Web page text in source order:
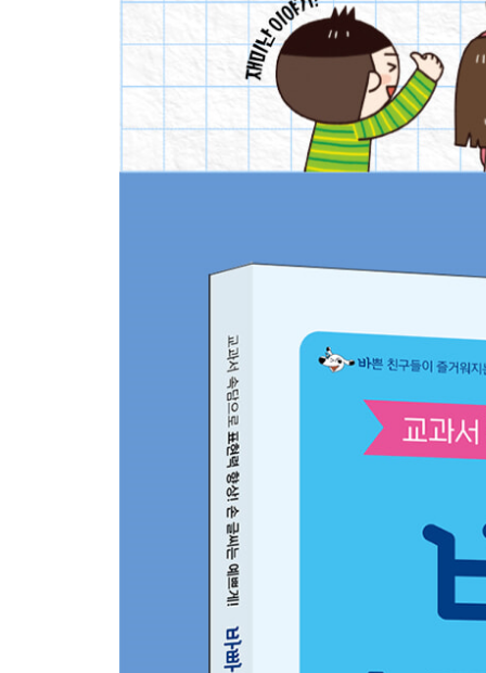
32 빈 수레가 요란하다
33 갓 쓰고 자전거 타기
34 바늘 가는 데 실 간다
35 밑 빠진 독에 물 붓기
36 백지장도 맞들면 낫다
37 구슬이 서 말이라도 꿰어야 보배
★ 넷째 마당 복습
다섯째 마당: 음식과 관련된 속담
41 누워서 떡 먹기
42 울며 겨자 먹기
43 죽 쑤어 개 준다
44 달걀로 바위 치기
45 냉수 먹고 이 쑤시기
46 두부 먹다 이 빠진다
47 우물에 가 숭늉 찾는다
48 뚝배기보다 장맛이 좋다
49 남의 손의 떡은 커 보인다
50 당장 먹기엔 곶감이 달다